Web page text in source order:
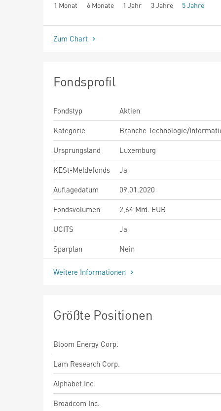
1 Monat 6 Monate 1 Jahr 3 Jahre 5 Jahre
seit Beginn
Zum Chart
Fondsprofil
Fondstyp
Aktien
Kategorie
Branche Technologie/
Ursprungsland
Luxemburg
KESt-Meldefonds
Ja
Auflagedatum
09.01.2020
Fondsvolumen
2,64 Mrd. EUR
UCITS
Ja
Sparplan
Nein
Weitere Informationen
Größte Positionen
Bloom Energy Corp.
Lam Research Corp.
Alphabet Inc.
Broadcom Inc.